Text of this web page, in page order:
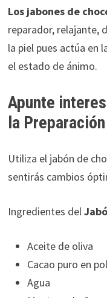
Los jabones de
reparador, relajante,
la piel pues actúa en
el estado de ánimo.
Apunte
la
Utiliza el jabón de
sentirás cambios
Ingredientes del
Aceite de oliva
Cacao puro en
Agua